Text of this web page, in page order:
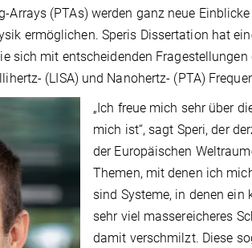
(PTAs) werden ganz neue
ermöglichen. Speris Dissertation hat
sich mit entscheidenden
(LISA) und Nanohertz- (PTA)
„Ich freue mich sehr über
mich ist“, sagt Speri, der
der Europäischen
Themen, mit denen ich
sind Systeme, in denen
sehr viel massereicheres
damit verschmilzt. Diese